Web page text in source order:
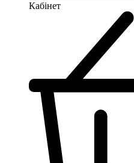
Кабінет